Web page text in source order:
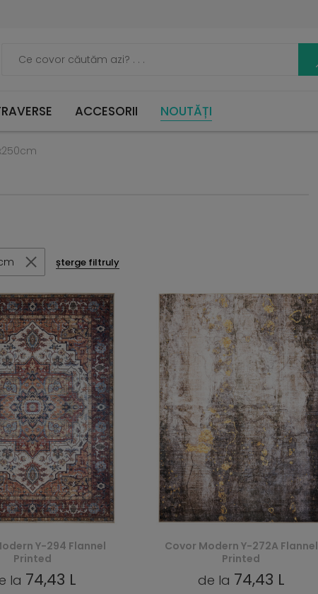
ACCESORII NOUTĂȚI
șterge filtruly
Y-294 Flannel
Printed
la 74,43 L
Covor Modern Y-272A Flannel
Printed
de la 74,43 L